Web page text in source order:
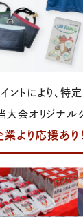
トにより、特定
会オリジナルグ
より応援あり！